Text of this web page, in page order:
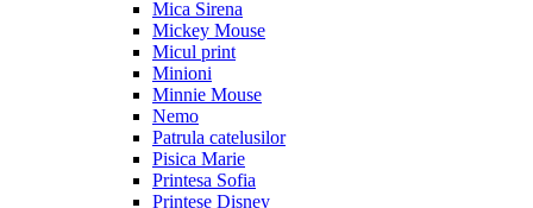
Mica Sirena
Mickey Mouse
Micul print
Minioni
Minnie Mouse
Nemo
Patrula catelusilor
Pisica Marie
Printesa Sofia
Printese Disney